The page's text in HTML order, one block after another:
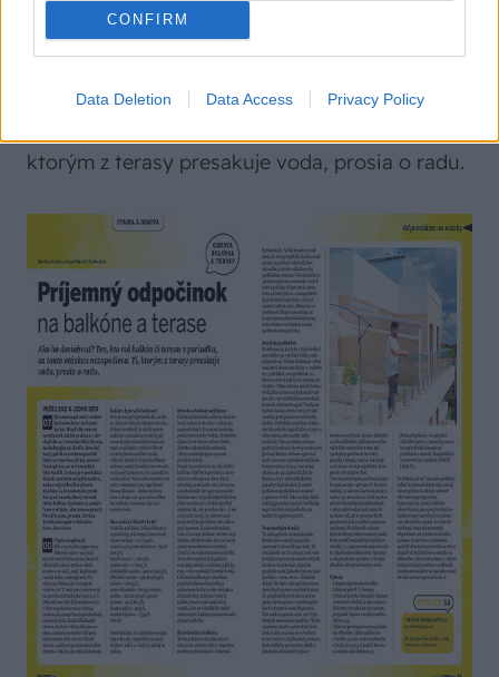
CONFIRM
Data Deletion Data Access Privacy Policy
Poradňa: Obnova balkóna a terase
Ako ju urobiť? Ten, kto má balkón či terasu v
ktorým z terasy presakuje voda, prosia o radu.